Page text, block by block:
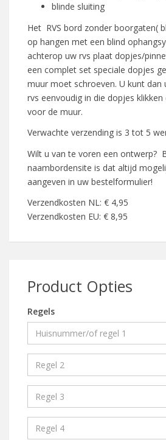
blinde sluiting
Het RVS bord zonder boorgaten(
op hangen met een blind
achterop uw rvs plaat dopjes/
een complet set speciale dopjes
muur moet schroeven. U kunt dan
rvs eenvoudig in die dopjes
voor de muur.
Verwachte verzending is 3 tot 5
Wilt u van te voren een ontwerp?
naambordensite is dat altijd
aangeven in uw bestelformulier!
Verzendkosten NL: € 4,95
Verzendkosten EU: € 8,95
Product Opties
Regels